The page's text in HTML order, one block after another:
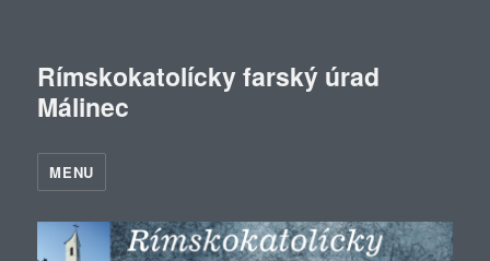
Rímskokatolícky farský úrad
Málinec
MENU